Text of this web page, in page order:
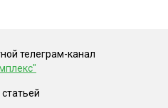
телеграм-канал